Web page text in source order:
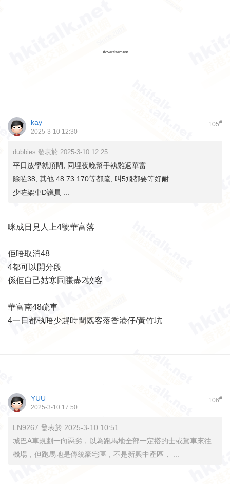
Advertisement
105#
kay
2025-3-10 12:30
dubbies 發表於 2025-3-10 12:25
平日放學就頂閘, 同埋夜晚幫手執雞返華富
除咗38, 其他 48 73 170等都疏, 叫5飛都要等好耐
少咗架車D議員 ...
咪成日見人上4號華富落
佢唔取消48
4都可以開分段
係佢自己姑寒同賺盡2蚊客
華富南48疏車
4一日都執唔少趕時間既客落香港仔/黃竹坑
106#
YUU
2025-3-10 17:50
LN9267 發表於 2025-3-10 10:51
城巴A車規劃一向惡劣，以為跑馬地全部一定搭的士或駕車來往
機場，但跑馬地是傳統豪宅區，不是新興中產區， ...